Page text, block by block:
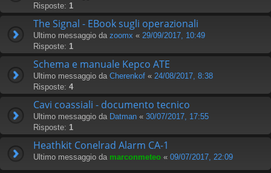
Risposte: 1
The Signal - EBook sugli operazionali
Ultimo messaggio da zoomx « 29/09/2017, 10:49
Risposte: 1
Schema e manuale Kepco ATE
Ultimo messaggio da Cherenkof « 24/08/2017, 8:38
Risposte: 4
Cavi coassiali - documento tecnico
Ultimo messaggio da Datman « 30/07/2017, 17:55
Risposte: 1
Heathkit Conelrad Alarm CA-1
Ultimo messaggio da marconmeteo « 09/07/2017, 22:09